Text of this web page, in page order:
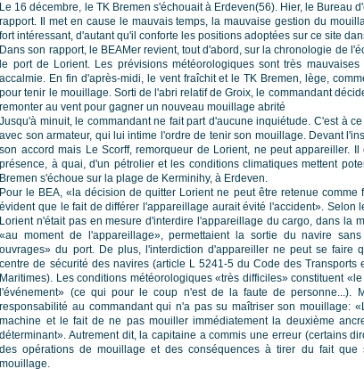
Le 16 décembre, le TK Bremen s'échouait à Erdeven(56). Hier, le Bureau
rapport. Il met en cause le mauvais temps, la mauvaise gestion du
fort intéressant, d'autant qu'il conforte les positions adoptées sur ce site
Dans son rapport, le BEAMer revient, tout d'abord, sur la chronologie de
le port de Lorient. Les prévisions météorologiques sont très
accalmie. En fin d'après-midi, le vent fraîchit et le TK Bremen, lège,
pour tenir le mouillage. Sorti de l'abri relatif de Groix, le commandant
remonter au vent pour gagner un nouveau mouillage abrité
Jusqu'à minuit, le commandant ne fait part d'aucune inquiétude. C'est à
avec son armateur, qui lui intime l'ordre de tenir son mouillage. Devant
son accord mais Le Scorff, remorqueur de Lorient, ne peut appareiller.
présence, à quai, d'un pétrolier et les conditions climatiques mettent
Bremen s'échoue sur la plage de Kerminihy, à Erdeven.
Pour le BEA, «la décision de quitter Lorient ne peut être retenue comme
évident que le fait de différer l'appareillage aurait évité l'accident». Selon
Lorient n'était pas en mesure d'interdire l'appareillage du cargo, dans la
«au moment de l'appareillage», permettaient la sortie du navire
ouvrages» du port. De plus, l'interdiction d'appareiller ne peut se faire
centre de sécurité des navires (article L 5241-5 du Code des Transports
Maritimes). Les conditions météorologiques «très difficiles» constituent
l'événement» (ce qui pour le coup n'est de la faute de personne...).
responsabilité au commandant qui n'a pas su maîtriser son mouillage:
machine et le fait de ne pas mouiller immédiatement la deuxième
déterminant». Autrement dit, la capitaine a commis une erreur (certains
des opérations de mouillage et des conséquences à tirer du fait
mouillage.